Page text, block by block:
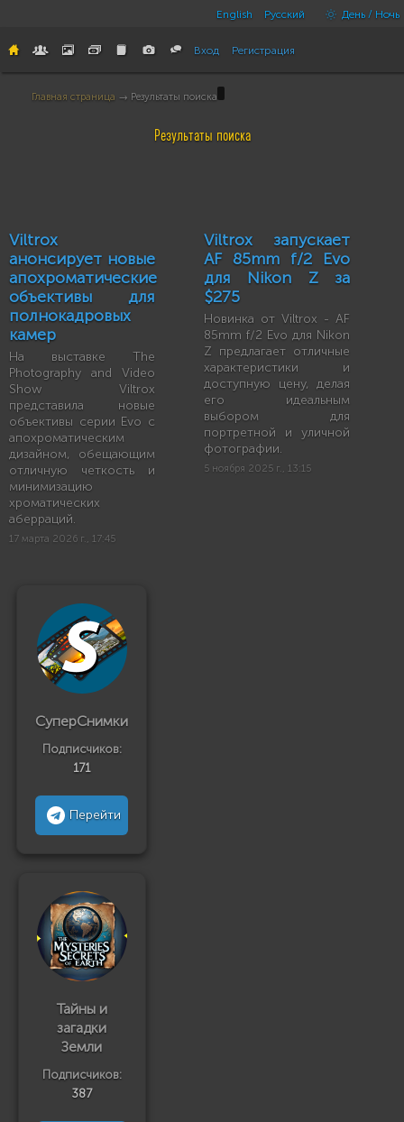
English Русский День / Ночь
Вход Регистрация
Главная страница → Результаты поиска
Результаты поиска
Viltrox
анонсирует новые
апохроматические
объективы для
полнокадровых
камер
На выставке The
Photography and Video
Show Viltrox
представила новые
объективы серии Evo с
апохроматическим
дизайном, обещающим
отличную четкость и
минимизацию
хроматических
аберраций.
17 марта 2026 г., 17:45
СуперСнимки
Подписчиков:
171
Перейти
Тайны и
загадки
Земли
Подписчиков:
387
Viltrox запускает
AF 85mm f/2 Evo
для Nikon Z за
$275
Новинка от Viltrox - AF
85mm f/2 Evo для Nikon
Z предлагает отличные
характеристики и
доступную цену, делая
его идеальным
выбором для
портретной и уличной
фотографии.
5 ноября 2025 г., 13:15